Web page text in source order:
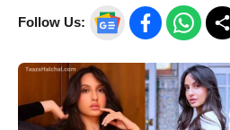
Follow Us: